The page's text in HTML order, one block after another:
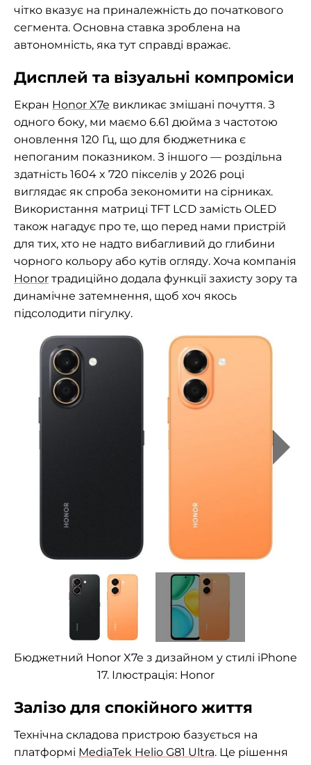
чітко вказує на приналежність до початкового
сегмента. Основна ставка зроблена на
автономність, яка тут справді вражає.
Дисплей та візуальні компроміси
Екран Honor X7e викликає змішані почуття. З
одного боку, ми маємо 6.61 дюйма з частотою
оновлення 120 Гц, що для бюджетника є
непоганим показником. З іншого — роздільна
здатність 1604 x 720 пікселів у 2026 році
виглядає як спроба зекономити на сірниках.
Використання матриці TFT LCD замість OLED
також нагадує про те, що перед нами пристрій
для тих, хто не надто вибагливий до глибини
чорного кольору або кутів огляду. Хоча компанія
Honor традиційно додала функції захисту зору та
динамічне затемнення, щоб хоч якось
підсолодити пігулку.
Бюджетний Honor X7e з дизайном у стилі iPhone
17. Ілюстрація: Honor
Залізо для спокійного життя
Технічна складова пристрою базується на
платформі MediaTek Helio G81 Ultra. Це рішення